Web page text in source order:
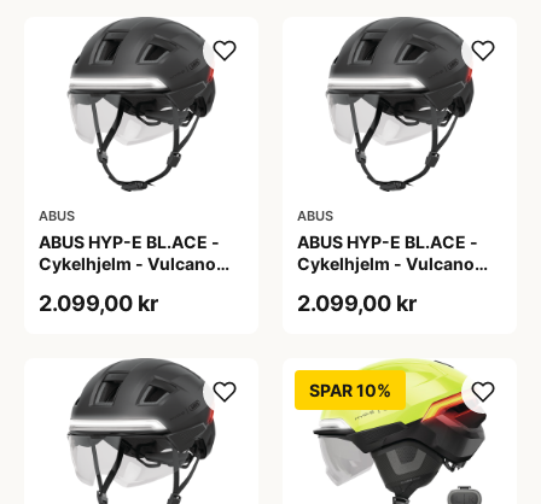
ABUS
ABUS HYP-E BL.ACE -
Cykelhjelm - Vulcano
2.099,00 kr
ABUS
ABUS HYP-E BL.ACE -
Cykelhjelm - Vulcano
2.099,00 kr
SPAR 10%